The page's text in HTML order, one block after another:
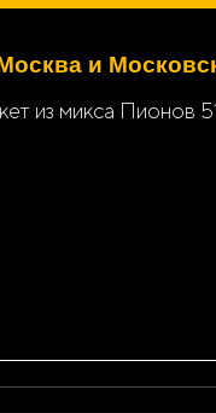
и
из микса Пионов